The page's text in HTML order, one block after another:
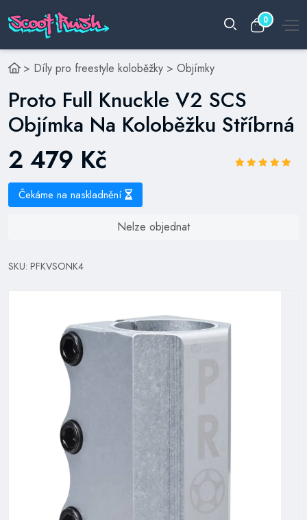
0
> Díly pro freestyle koloběžky > Objímky
Proto Full Knuckle V2 SCS
Objímka Na Koloběžku Stříbrná
2 479 Kč
Čekáme na naskladnění
Nelze objednat
SKU: PFKVSONK4